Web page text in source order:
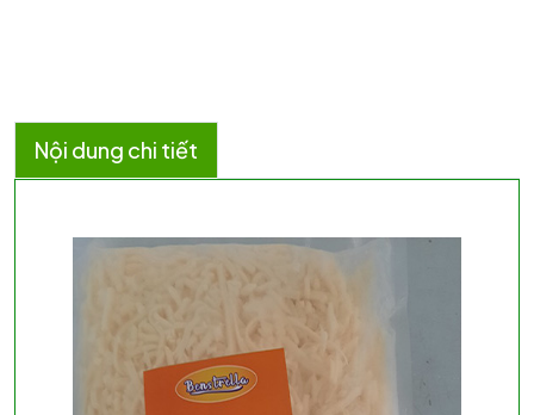
Nội dung chi tiết